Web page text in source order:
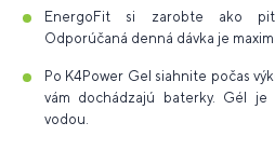
EnergoFit si zarobte ako
Odporúčaná denná dávka je
Po K4Power Gel siahnite počas
vám dochádzajú baterky. Gél
vodou.